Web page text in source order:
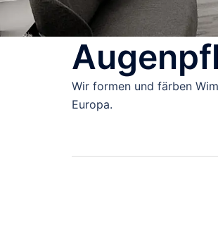
Wir formen und färben
Europa.